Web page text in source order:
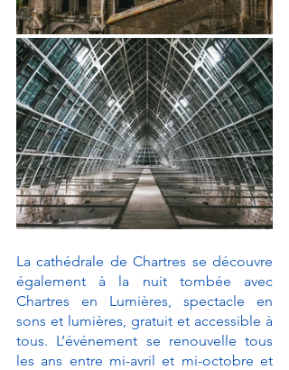
La cathédrale de Chartres se découvre
également à la nuit tombée avec
Chartres en Lumières, spectacle en
sons et lumières, gratuit et accessible à
tous. L’événement se renouvelle tous
les ans entre mi-avril et mi-octobre et